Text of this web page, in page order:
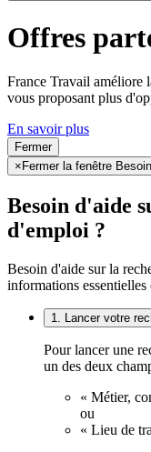
Offres
France Travail améliore
vous proposant plus
En savoir plus
Fermer
× Fermer la fenêtre
Besoin d'aide
d'emploi ?
Besoin d'aide sur la
informations
1. Lancer votre
Pour lancer une
un des deux
« Métier,
ou
« Lieu de